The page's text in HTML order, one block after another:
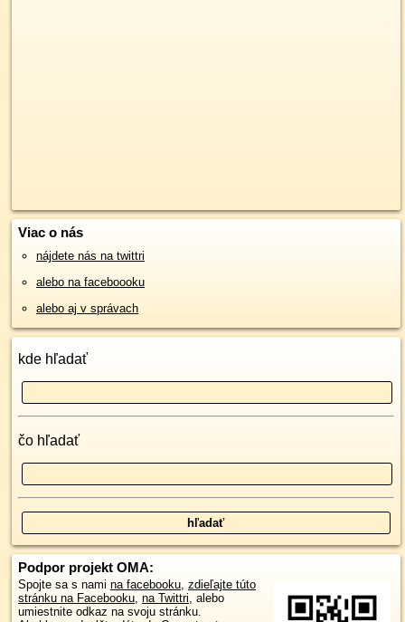
Viac o nás
nájdete nás na twittri
alebo na faceboooku
alebo aj v správach
kde hľadať
čo hľadať
Podpor projekt OMA:
Spojte sa s nami na facebooku, zdieľajte túto
stránku na Facebooku, na Twittri, alebo
umiestnite odkaz na svoju stránku.